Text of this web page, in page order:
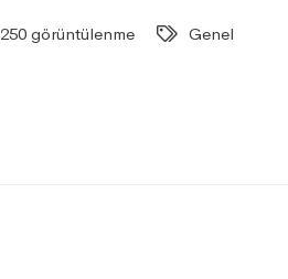
250 görüntülenme Genel